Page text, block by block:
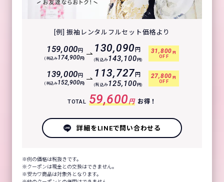
[例] 振袖レンタルフルセット価格より
159,000円
(税込み174,900円)
130,090 円
(税込み143,100 円)
31,800 円
OFF
139,000円
(税込み152,900円)
113,727 円
(税込み125,100 円)
27,800 円
OFF
TOTAL 59,600円 お得！
詳細をLINEで問い合わせる
例の価格は税抜きです。
クーポンは現金との交換はできません。
安カワ商品は対象外となります。